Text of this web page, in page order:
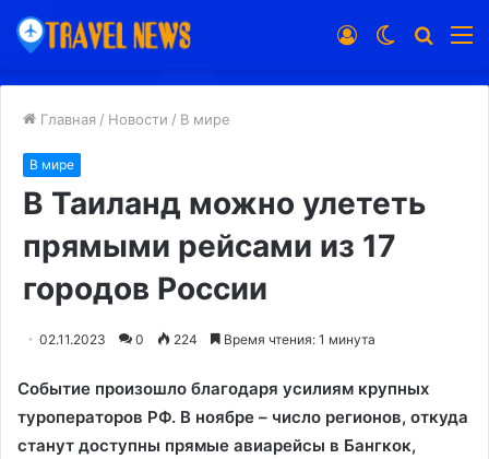
Switch
Войти
Главная / Новости / В мире
В мире
В Таиланд можно улететь
прямыми рейсами из 17
городов России
02.11.2023 0 224 Время чтения: 1 минута
Событие произошло благодаря усилиям крупных
туроператоров РФ. В ноябре – число регионов, откуда
станут доступны прямые авиарейсы в Бангкок,